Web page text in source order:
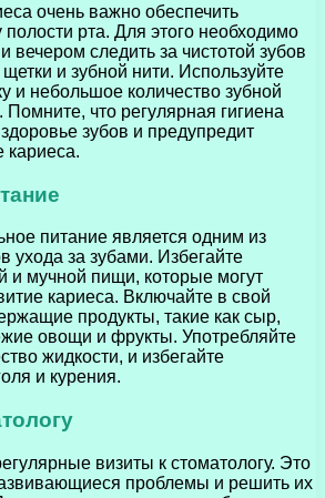
очень важно обеспечить
полости рта. Для этого необходимо
вечером следить за чистотой зубов
и зубной нити. Используйте
и небольшое количество зубной
что регулярная гигиена
зубов и предупредит
кариеса.
питание является одним из
ухода за зубами. Избегайте
и мучной пищи, которые могут
кариеса. Включайте в свой
продукты, такие как сыр,
овощи и фрукты. Употребляйте
жидкости, и избегайте
и курения.
визиты к стоматологу. Это
проблемы и решить их